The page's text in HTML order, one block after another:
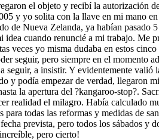
el objeto y recibí la autorización
y yo solita con la llave en mi mano
de Nueva Zelanda, ya habían pasado
idea cuando renuncié a mi trabajo. Me
veces yo misma dudaba en estos
seguir, pero siempre en el momento
seguir, a insistir. Y evidentemente valió
y podía empezar de verdad, llegaron
la apertura del ?kangaroo-stop?.
realidad el milagro. Había calculado
para todas las reformas y medidas de
prevista, pero todos los sábados y
pero cierto!